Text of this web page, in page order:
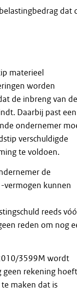
dat
materieel
worden
de inbreng van de
Daarbij past een
ondernemer
verschuldigde
te voldoen.
de
vermogen kunnen
reeds
reden om nog
3599M wordt
geen rekening
maken dat is